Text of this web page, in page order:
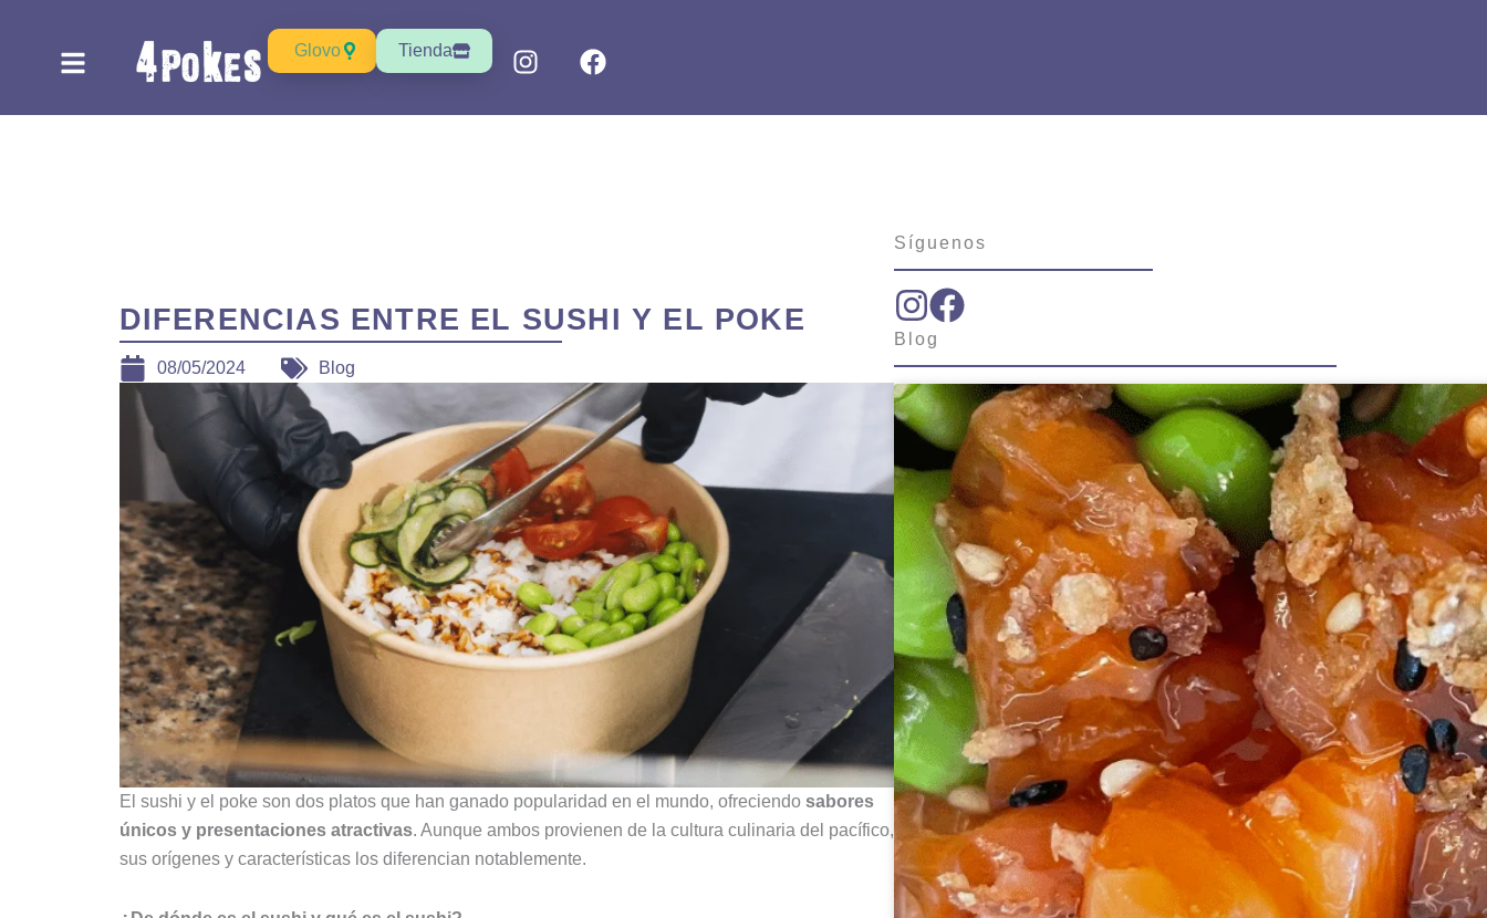
contenido
Glovo Tienda
I
n
F
a
DIFERENCIAS ENTRE EL SUSHI Y EL POKE
08/05/2024 Blog
El sushi y el poke son dos platos que han ganado popularidad en el mundo, ofreciendo sabores
únicos y presentaciones atractivas. Aunque ambos provienen de la cultura culinaria del pacífico,
sus orígenes y características los diferencian notablemente.
Síguenos
Blog